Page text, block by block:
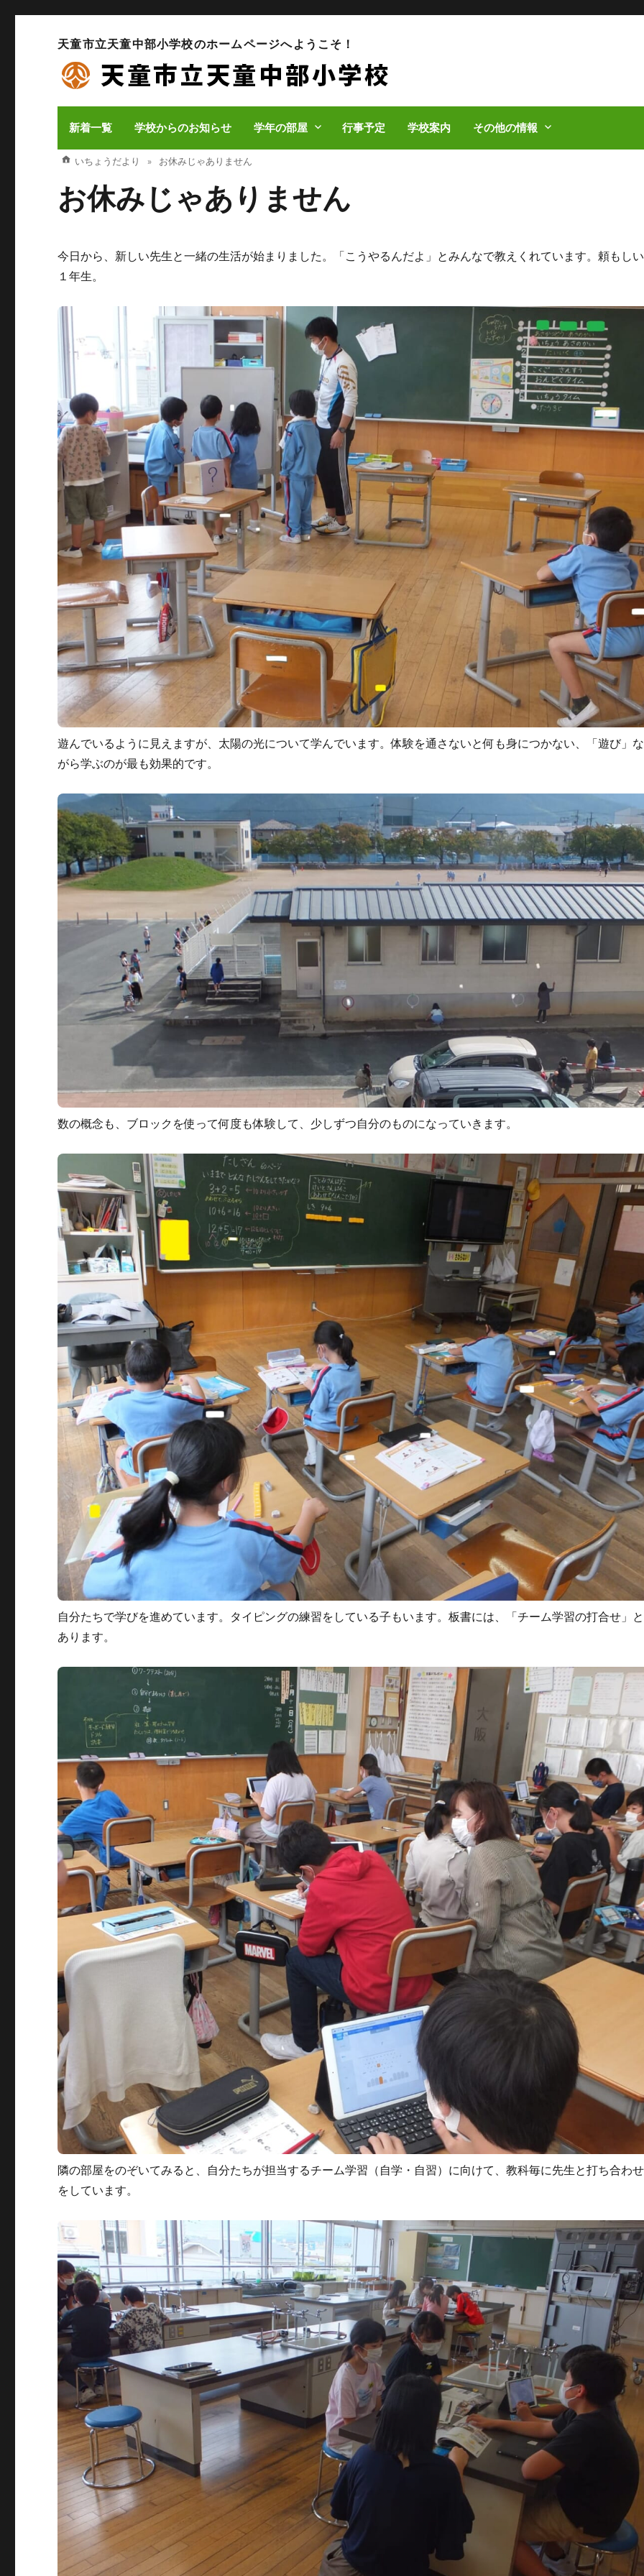
天童市立天童中部小学校のホームページへようこそ！
新着一覧 学校からのお知らせ 学年の部屋 行事予定 学校案内 その他の情報
いちょうだより お休みじゃありません
お休みじゃありません
今日から、新しい先生と一緒の生活が始まりました。「こうやるんだよ」とみんなで教えくれています。頼もしい
１年生。
遊んでいるように見えますが、太陽の光について学んでいます。体験を通さないと何も身につかない、「遊び」な
がら学ぶのが最も効果的です。
数の概念も、ブロックを使って何度も体験して、少しずつ自分のものになっていきます。
自分たちで学びを進めています。タイピングの練習をしている子もいます。板書には、「チーム学習の打合せ」と
あります。
隣の部屋をのぞいてみると、自分たちが担当するチーム学習（自学・自習）に向けて、教科毎に先生と打ち合わせ
をしています。